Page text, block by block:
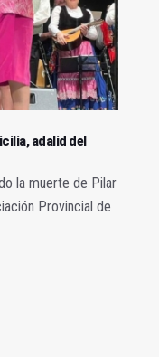
adalid del
la muerte de Pilar
Provincial de